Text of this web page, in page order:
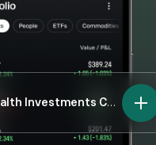
Clover Health Investments Corp.